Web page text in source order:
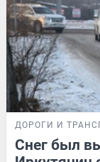
ДОРОГИ И
Снег был